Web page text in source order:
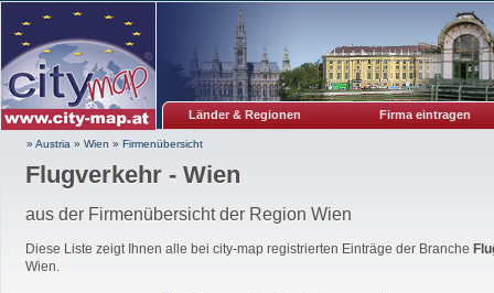
Länder & Regionen Firma eintragen
» Austria » Wien » Firmenübersicht
Flugverkehr - Wien
aus der Firmenübersicht der Region Wien
Diese Liste zeigt Ihnen alle bei city-map registrierten Einträge der Branche
Wien.